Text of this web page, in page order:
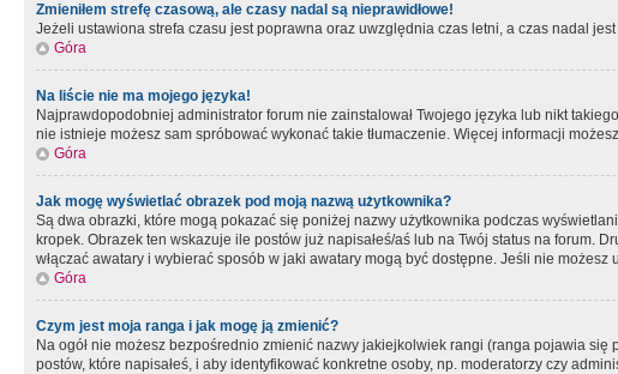
Zmieniłem strefę czasową, ale czasy nadal są nieprawidłowe!
Jeżeli ustawiona strefa czasu jest poprawna oraz uwzględnia czas letni, a czas nadal
Góra
Na liście nie ma mojego języka!
Najprawdopodobniej administrator forum nie zainstalował Twojego języka lub nikt
nie istnieje możesz sam spróbować wykonać takie tłumaczenie. Więcej informacji
Góra
Jak mogę wyświetlać obrazek pod moją nazwą użytkownika?
Są dwa obrazki, które mogą pokazać się poniżej nazwy użytkownika podczas
kropek. Obrazek ten wskazuje ile postów już napisałeś/aś lub na Twój status na forum.
włączać awatary i wybierać sposób w jaki awatary mogą być dostępne. Jeśli nie
Góra
Czym jest moja ranga i jak mogę ją zmienić?
Na ogół nie możesz bezpośrednio zmienić nazwy jakiejkolwiek rangi (ranga pojawia
postów, które napisałeś, i aby identyfikować konkretne osoby, np. moderatorzy czy